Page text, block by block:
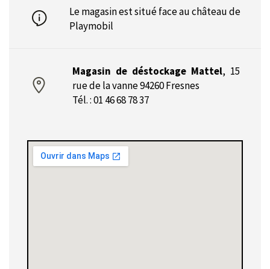
Le magasin est situé face au château de
Playmobil
Magasin de déstockage Mattel, 15
rue de la vanne 94260 Fresnes
Tél. : 01 46 68 78 37